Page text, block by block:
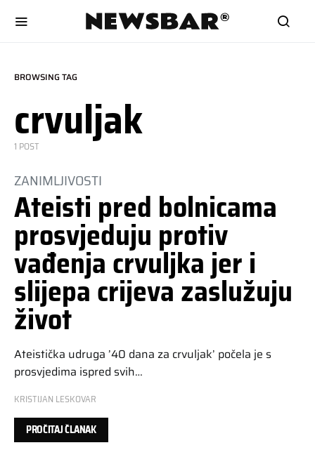
BROWSING TAG
crvuljak
1 POST
ZANIMLJIVOSTI
Ateisti pred bolnicama
prosvjeduju protiv
vađenja crvuljka jer i
slijepa crijeva zaslužuju
život
Ateistička udruga ’40 dana za crvuljak’ počela je s
prosvjedima ispred svih…
KRISTIJAN LESKOVAR
PROČITAJ ČLANAK